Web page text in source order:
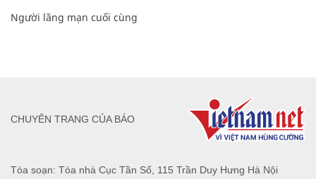
Người lãng mạn cuối cùng
Tòa soạn: Tòa nhà Cục Tần Số, 115 Trần Duy Hưng Hà Nội
CHUYÊN TRANG CỦA BÁO